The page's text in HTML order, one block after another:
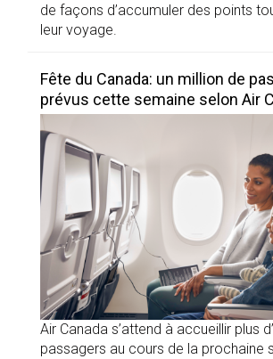
de façons d’accumuler des points
leur voyage.
Fête du Canada: un million de
prévus cette semaine selon Air
Air Canada s’attend à accueillir plus
passagers au cours de la prochaine